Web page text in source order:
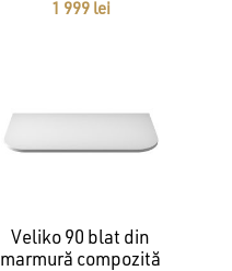
1 999 lei
Veliko 90 blat din
marmură compozită